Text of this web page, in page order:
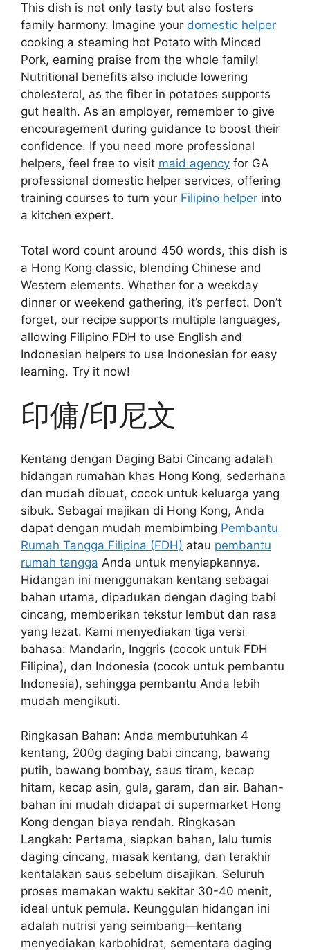
This dish is not only tasty but also fosters
family harmony. Imagine your domestic helper
cooking a steaming hot Potato with Minced
Pork, earning praise from the whole family!
Nutritional benefits also include lowering
cholesterol, as the fiber in potatoes supports
gut health. As an employer, remember to give
encouragement during guidance to boost their
confidence. If you need more professional
helpers, feel free to visit maid agency for GA
professional domestic helper services, offering
training courses to turn your Filipino helper into
a kitchen expert.
Total word count around 450 words, this dish is
a Hong Kong classic, blending Chinese and
Western elements. Whether for a weekday
dinner or weekend gathering, it’s perfect. Don’t
forget, our recipe supports multiple languages,
allowing Filipino FDH to use English and
Indonesian helpers to use Indonesian for easy
learning. Try it now!
印傭/印尼文
Kentang dengan Daging Babi Cincang adalah
hidangan rumahan khas Hong Kong, sederhana
dan mudah dibuat, cocok untuk keluarga yang
sibuk. Sebagai majikan di Hong Kong, Anda
dapat dengan mudah membimbing Pembantu
Rumah Tangga Filipina (FDH) atau pembantu
rumah tangga Anda untuk menyiapkannya.
Hidangan ini menggunakan kentang sebagai
bahan utama, dipadukan dengan daging babi
cincang, memberikan tekstur lembut dan rasa
yang lezat. Kami menyediakan tiga versi
bahasa: Mandarin, Inggris (cocok untuk FDH
Filipina), dan Indonesia (cocok untuk pembantu
Indonesia), sehingga pembantu Anda lebih
mudah mengikuti.
Ringkasan Bahan: Anda membutuhkan 4
kentang, 200g daging babi cincang, bawang
putih, bawang bombay, saus tiram, kecap
hitam, kecap asin, gula, garam, dan air. Bahan-
bahan ini mudah didapat di supermarket Hong
Kong dengan biaya rendah. Ringkasan
Langkah: Pertama, siapkan bahan, lalu tumis
daging cincang, masak kentang, dan terakhir
kentalakan saus sebelum disajikan. Seluruh
proses memakan waktu sekitar 30-40 menit,
ideal untuk pemula. Keunggulan hidangan ini
adalah nutrisi yang seimbang—kentang
menyediakan karbohidrat, sementara daging